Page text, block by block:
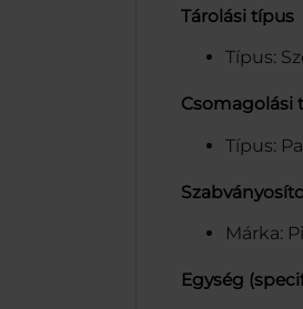
Tárolási típus
Típus:
Csomagolási
Típus:
Márka:
Egység